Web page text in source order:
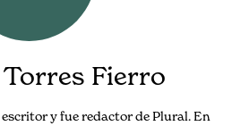
Fierro
escritor y fue redactor de Plural. En